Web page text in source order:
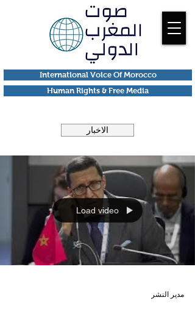
Human Rights & Free Media
International Voice Of Morocco
الاخبار
Load video
مدير النشر